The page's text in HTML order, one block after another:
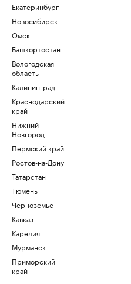
Екатеринбург
Новосибирск
Омск
Башкортостан
Вологодская
область
Калининград
Краснодарский
край
Нижний
Новгород
Пермский край
Ростов-на-Дону
Татарстан
Тюмень
Черноземье
Кавказ
Карелия
Мурманск
Приморский
край